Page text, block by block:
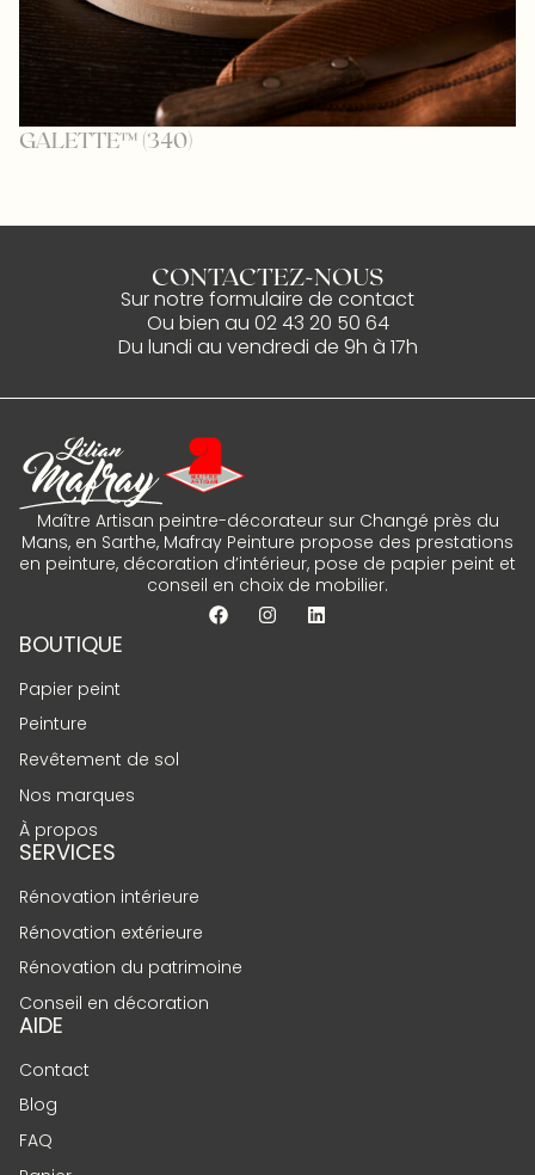
GALETTE™ (340)
CONTACTEZ-NOUS
Sur notre formulaire de contact
Ou bien au 02 43 20 50 64
Du lundi au vendredi de 9h à 17h
Maître Artisan peintre-décorateur sur Changé près du
Mans, en Sarthe, Mafray Peinture propose des prestations
en peinture, décoration d’intérieur, pose de papier peint et
conseil en choix de mobilier.
BOUTIQUE
Papier peint
Peinture
Revêtement de sol
Nos marques
À propos
SERVICES
Rénovation intérieure
Rénovation extérieure
Rénovation du patrimoine
Conseil en décoration
AIDE
Contact
Blog
FAQ